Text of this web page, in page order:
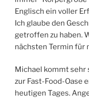
Englisch ein voller
Ich glaube den
getroffen zu haben.
nächsten Termin für
Michael kommt sehr
zur Fast-Food-Oase
heutigen Tages.